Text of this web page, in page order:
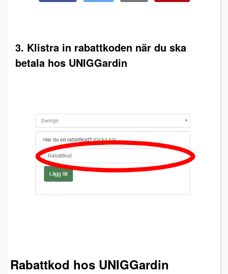
3. Klistra in rabattkoden när du ska
betala hos UNIGGardin
Rabattkod hos UNIGGardin